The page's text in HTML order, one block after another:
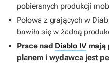
pobieranych produkcji
Połowa z grających w
bawiła się w żadną
Prace nad Diablo IVmają
planem i wydawca jest